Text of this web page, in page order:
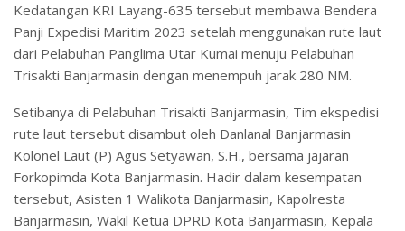
Kedatangan KRI Layang-635 tersebut membawa Bendera
Panji Expedisi Maritim 2023 setelah menggunakan rute laut
dari Pelabuhan Panglima Utar Kumai menuju Pelabuhan
Trisakti Banjarmasin dengan menempuh jarak 280 NM.
Setibanya di Pelabuhan Trisakti Banjarmasin, Tim ekspedisi
rute laut tersebut disambut oleh Danlanal Banjarmasin
Kolonel Laut (P) Agus Setyawan, S.H., bersama jajaran
Forkopimda Kota Banjarmasin. Hadir dalam kesempatan
tersebut, Asisten 1 Walikota Banjarmasin, Kapolresta
Banjarmasin, Wakil Ketua DPRD Kota Banjarmasin, Kepala